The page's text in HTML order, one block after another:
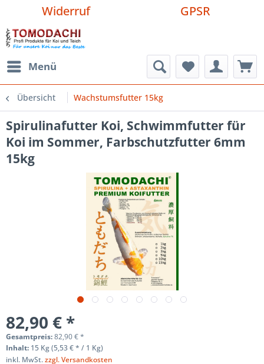
Widerruf GPSR
Menü
Übersicht Wachstumsfutter 15kg
Spirulinafutter Koi, Schwimmfutter für
Koi im Sommer, Farbschutzfutter 6mm
15kg
82,90 € *
Gesamtpreis:82,90€*
Inhalt: 15 Kg (5,53 € * / 1 Kg)
inkl. MwSt.zzgl. Versandkosten